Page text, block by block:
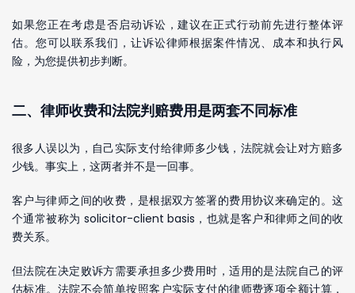
如果您正在考虑是否启动诉讼，建议在正式行动前先进行整体评
估。您可以联系我们，让诉讼律师根据案件情况、成本和执行风
险，为您提供初步判断。
二、律师收费和法院判赔费用是两套不同标准
很多人误以为，自己实际支付给律师多少钱，法院就会让对方赔多
少钱。事实上，这两者并不是一回事。
客户与律师之间的收费，是根据双方签署的费用协议来确定的。这
个通常被称为 solicitor-client basis，也就是客户和律师之间的收
费关系。
但法院在决定败诉方需要承担多少费用时，适用的是法院自己的评
估标准。法院不会简单按照客户实际支付的律师费逐项全额计算，